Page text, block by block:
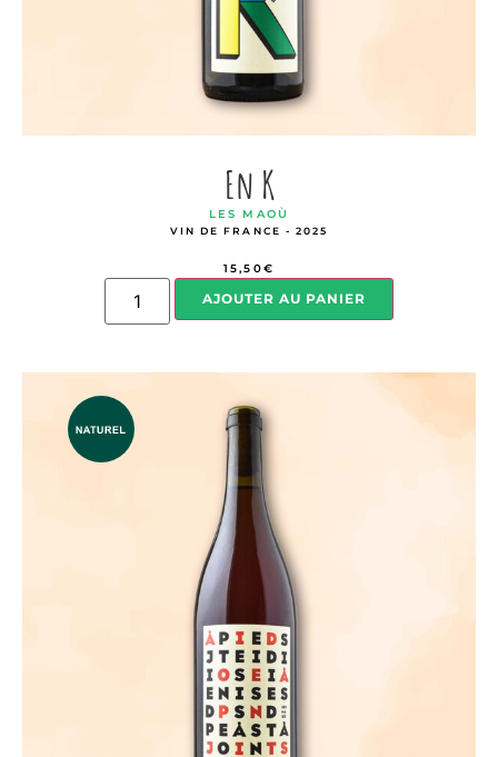
En K
LES MAOÙ
VIN DE FRANCE - 2025
15,50€
AJOUTER AU PANIER